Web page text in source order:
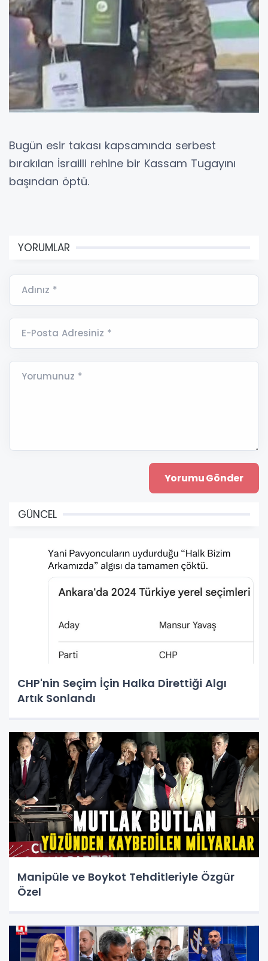
Bugün esir takası kapsamında serbest
bırakılan İsrailli rehine bir Kassam Tugayını
başından öptü.
YORUMLAR
Adınız *
E-Posta Adresiniz *
Yorumunuz *
GÜNCEL
CHP'nin Seçim İçin Halka Direttiği Algı
Artık Sonlandı
Manipüle ve Boykot Tehditleriyle Özgür
Özel